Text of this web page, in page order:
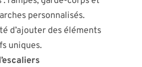
personnalisés.
d’ajouter des éléments
uniques.